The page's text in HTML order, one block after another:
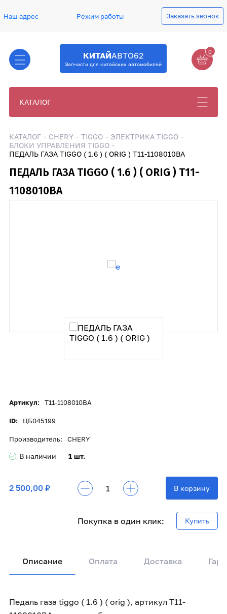
Наш адрес Режим работы Заказать звонок
КИТАЙАВТО62
Запчасти для китайских автомобилей
0
КАТАЛОГ
КАТАЛОГ CHERY TIGGO
ЭЛЕКТРИКА TIGGO
БЛОКИ УПРАВЛЕНИЯ TIGGO
ПЕДАЛЬ ГАЗА TIGGO ( 1.6 ) ( ORIG ) T11-1108010BA
ПЕДАЛЬ ГАЗА TIGGO ( 1.6 ) ( ORIG ) T11-
1108010BA
Артикул: T11-1108010BA
ID: ЦБ045199
Производитель: CHERY
В наличии 1 шт.
2 500,00 ₽ В корзину
Покупка в один клик: Купить
Описание Оплата Доставка
Педаль газа tiggo ( 1.6 ) ( orig ), артикул T11-